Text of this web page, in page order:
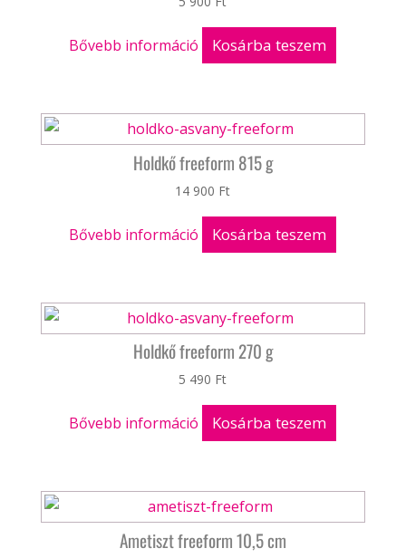
Bővebb információ Kosárba teszem
Holdkő freeform 815 g
14 900 Ft
Bővebb információ Kosárba teszem
Holdkő freeform 270 g
5 490 Ft
Bővebb információ Kosárba teszem
Ametiszt freeform 10,5 cm